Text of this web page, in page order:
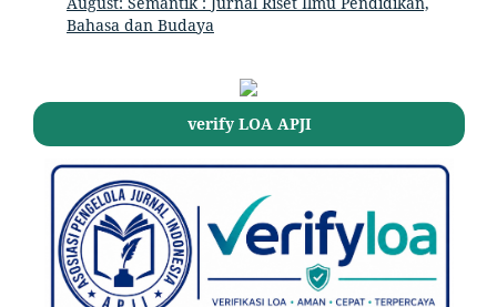
Bahasa dan Budaya
verify LOA APJI